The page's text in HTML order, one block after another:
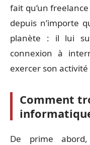
fait qu’un
depuis n’importe
planète : il lui
connexion à
exercer son activité
Comment
De prime